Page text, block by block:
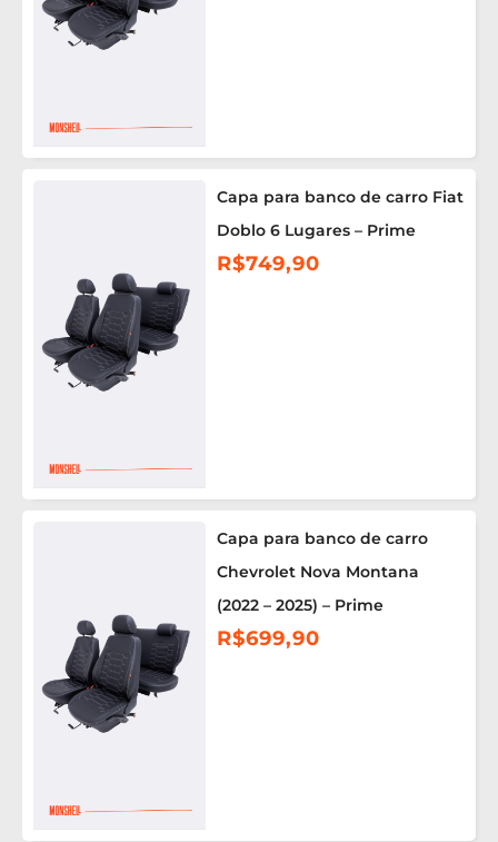
Capa para banco de carro Fiat
Doblo 6 Lugares – Prime
R$749,90
Capa para banco de carro
Chevrolet Nova Montana
(2022 – 2025) – Prime
R$699,90